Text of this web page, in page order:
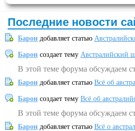
Последние новости
Барон добавляет статью
Барон создает тему Австралийский
В этой теме форума обсуждаем
Барон добавляет статью Всё об
Барон создает тему Всё об
В этой теме форума обсуждаем
Барон добавляет статью Всё о